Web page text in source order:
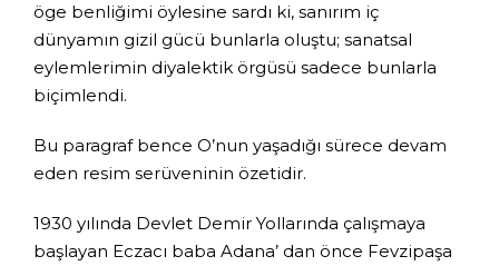
öge benliğimi öylesine sardı ki, sanırım iç
dünyamın gizil gücü bunlarla oluştu; sanatsal
eylemlerimin diyalektik örgüsü sadece bunlarla
biçimlendi.
Bu paragraf bence O’nun yaşadığı sürece devam
eden resim serüveninin özetidir.
1930 yılında Devlet Demir Yollarında çalışmaya
başlayan Eczacı baba Adana’ dan önce Fevzipaşa